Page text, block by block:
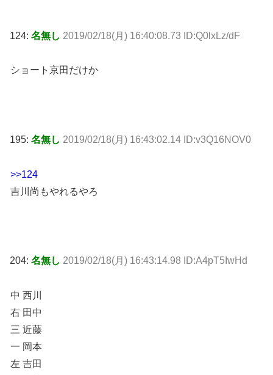
124: 名無し 2019/02/18(月) 16:40:08.73 ID:Q0lxLz/dF
ショート京田だけか
195: 名無し 2019/02/18(月) 16:43:02.14 ID:v3Q16NOV0
>>124
吉川尚もやれるやろ
204: 名無し 2019/02/18(月) 16:43:14.98 ID:A4pT5IwHd
中 西川
右 田中
三 近藤
一 岡本
左 吉田